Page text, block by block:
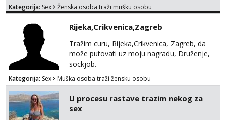
trazim puno samo malo njeznosti i
poljupce po tijelu koji me jako
pale,obozavam kad muskarac preuzme
kontrolu . javi se :) Klikni na link ispod i nadji
me tamo, cekam te!
Kategorija: Sex Ženska osoba traži mušku osobu
Rijeka,Crikvenica,Zagreb
Tražim curu, Rijeka,Crikvenica, Zagreb, da
može putovati uz moju nagradu, Druženje,
sockjob.
Kategorija: Sex Muška osoba traži žensku osobu
U procesu rastave trazim nekog za
sex